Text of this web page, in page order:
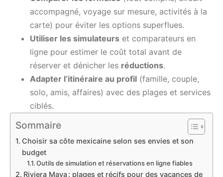
accompagné, voyage sur mesure, activités à la
carte) pour éviter les options superflues.
Utiliser les simulateurs et comparateurs en
ligne pour estimer le coût total avant de
réserver et dénicher les réductions.
Adapter l’itinéraire au profil (famille, couple,
solo, amis, affaires) avec des plages et services
ciblés.
Sommaire
Choisir sa côte mexicaine selon ses envies et son
budget
Outils de simulation et réservations en ligne fiables
Riviera Maya : plages et récifs pour des vacances de